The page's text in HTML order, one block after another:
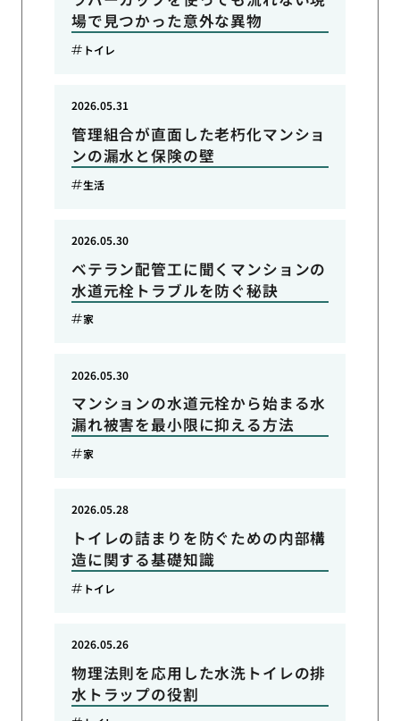
場で見つかった意外な異物
トイレ
管理組合が直面した老朽化マンショ
ンの漏水と保険の壁
2026.05.31
生活
ベテラン配管工に聞くマンションの
水道元栓トラブルを防ぐ秘訣
2026.05.30
家
マンションの水道元栓から始まる水
漏れ被害を最小限に抑える方法
2026.05.30
家
トイレの詰まりを防ぐための内部構
造に関する基礎知識
2026.05.28
トイレ
物理法則を応用した水洗トイレの排
水トラップの役割
2026.05.26